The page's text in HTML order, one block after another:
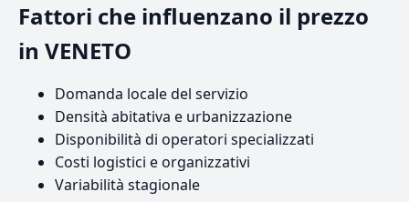
Fattori che influenzano il prezzo
in VENETO
Domanda locale del servizio
Densità abitativa e urbanizzazione
Disponibilità di operatori specializzati
Costi logistici e organizzativi
Variabilità stagionale